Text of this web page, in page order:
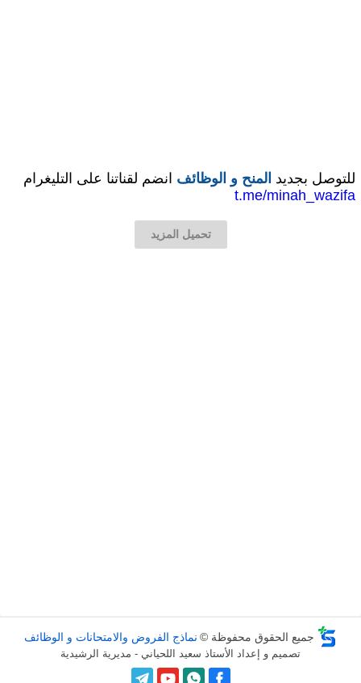
للتوصل بجديد المنح و الوظائف انضم لقناتنا على التليغرام
t.me/minah_wazifa
تحميل المزيد
جميع الحقوق محفوظة © نماذج الفروض والامتحانات و الوظائف
تصميم و إعداد الأستاذ سعيد اللحياني - مديرية الرشيدية